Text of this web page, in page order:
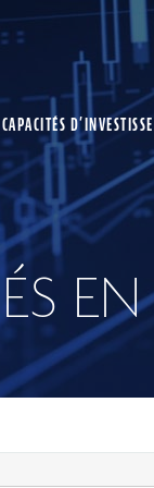
CI
CAPACITÉS
EN